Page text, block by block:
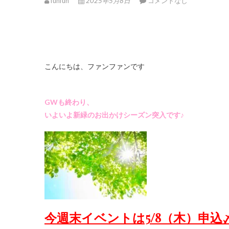
こんにちは、ファンファンです
GWも終わり、
いよいよ新緑のお出かけシーズン突入です♪
今週末イベントは5/8（木） 申込